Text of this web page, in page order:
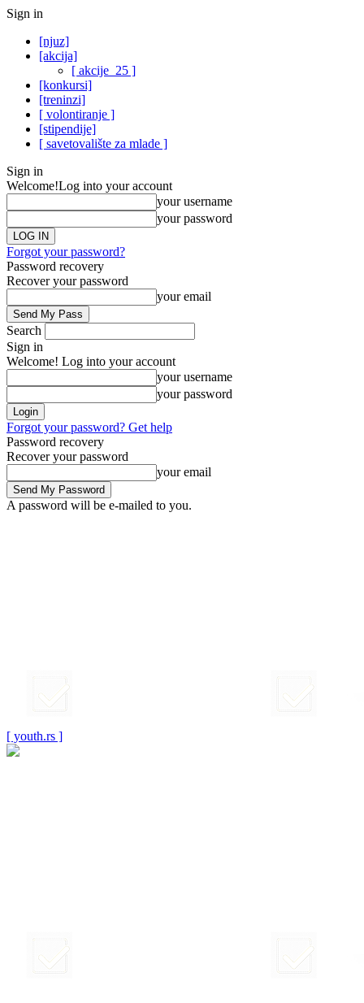
Sign in
[njuz]
[akcija]
[ akcije_25 ]
[konkursi]
[treninzi]
[ volontiranje ]
[stipendije]
[ savetovalište za mlade ]
Sign in
Welcome!Log into your account
your username
your password
Forgot your password?
Password recovery
Recover your password
your email
Search
Sign in
Welcome! Log into your account
your username
your password
Forgot your password? Get help
Password recovery
Recover your password
your email
A password will be e-mailed to you.
[ youth.rs ]